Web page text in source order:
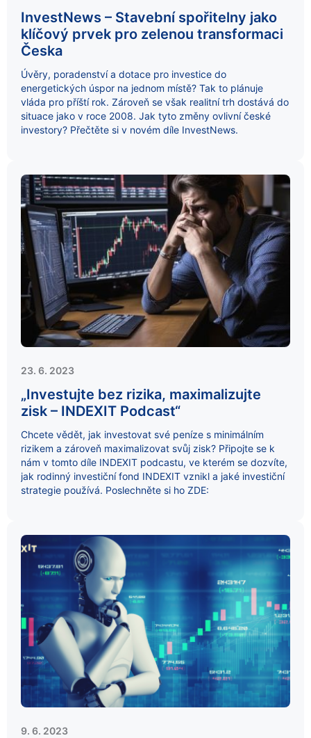
InvestNews – Stavební spořitelny jako
klíčový prvek pro zelenou transformaci
Česka
Úvěry, poradenství a dotace pro investice do
energetických úspor na jednom místě? Tak to plánuje
vláda pro příští rok. Zároveň se však realitní trh dostává do
situace jako v roce 2008. Jak tyto změny ovlivní české
investory? Přečtěte si v novém díle InvestNews.
23. 6. 2023
„Investujte bez rizika, maximalizujte
zisk – INDEXIT Podcast“
Chcete vědět, jak investovat své peníze s minimálním
rizikem a zároveň maximalizovat svůj zisk? Připojte se k
nám v tomto díle INDEXIT podcastu, ve kterém se dozvíte,
jak rodinný investiční fond INDEXIT vznikl a jaké investiční
strategie používá. Poslechněte si ho ZDE:
9. 6. 2023